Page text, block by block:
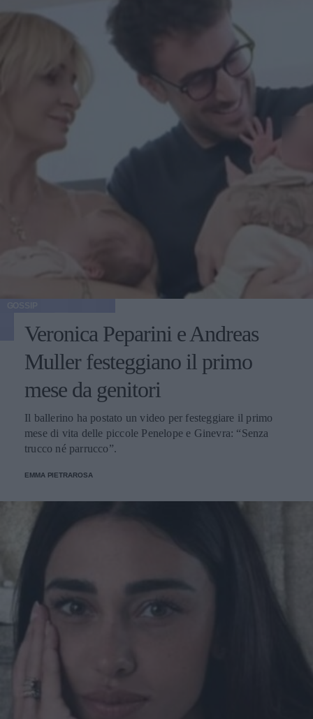
Veronica Peparini e Andreas
Muller festeggiano il primo
mese da genitori
Il ballerino ha postato un video per festeggiare il primo
mese di vita delle piccole Penelope e Ginevra: “Senza
trucco né parrucco”.
EMMA PIETRAROSA